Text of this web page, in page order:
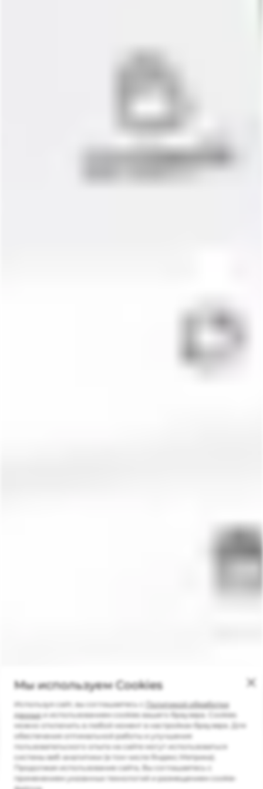
Мы используем Cookies
Используя сайт, вы соглашаетесь с
Политикой обработки
данныхи использованием cookies вашего браузера. Cookies
можно отключить в любой момент в настройках браузера. Для
обеспечения оптимальной работы и улучшения
пользовательского опыта на сайте могут использоваться
системы веб-аналитики (в том числе Яндекс.Метрика).
Продолжая использование сайта, Вы соглашаетесь с
применением указанных технологий и размещением cookie-